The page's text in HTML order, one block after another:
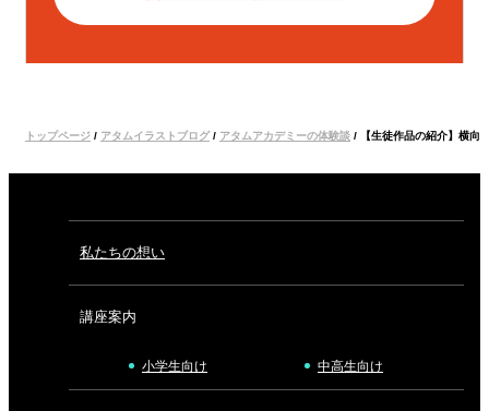
トップページ / アタムイラストブログ/ アタムアカデミーの体験談 / 【生徒作品の紹介】横向
私たちの想い
講座案内
小学生向け 中高生向け